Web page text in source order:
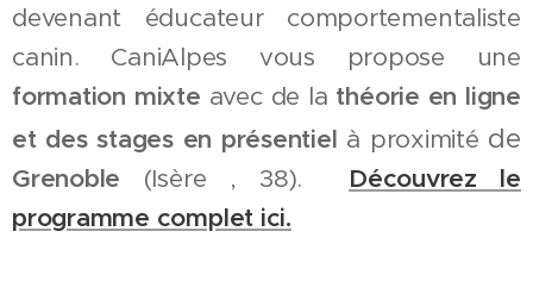
devenant éducateur comportementaliste
canin. CaniAlpes vous propose une
formation mixte avec de la théorie en ligne
et des stages en présentiel à proximité de
Grenoble (Isère , 38). Découvrez le
programme complet ici.